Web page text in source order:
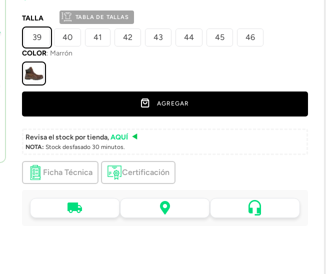
TABLA DE TALLAS
COLOR: Marrón
TALLA
39 40 41 42 43 44 45 46
AGREGAR
Revisa el stock por tienda,AQUÍ
NOTA: Stock desfasado 30 minutos.
Ficha Técnica Certificación
Tu compra, directo a tu
Retiro en tienda sin costo
Asistencia de venta por
WhatsApp